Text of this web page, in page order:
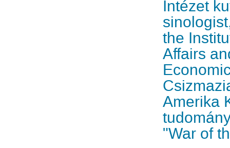
Intézet
the
Affairs
Amerika
"War of